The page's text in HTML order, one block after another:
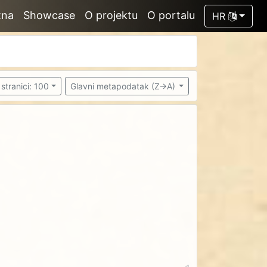
Showcase O projektu O portalu HR
100 Glavni metapodatak (Z->A)